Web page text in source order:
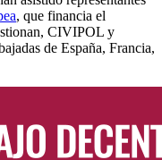
, que financia el
CIVIPOL y
de España, Francia,